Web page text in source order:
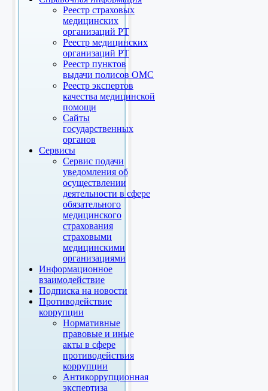
Реестр страховых
медицинских
организаций РТ
Реестр медицинских
организаций РТ
Реестр пунктов
выдачи полисов ОМС
Реестр экспертов
качества медицинской
помощи
Сайты
государственных
органов
Сервисы
Сервис подачи
уведомления об
осуществлении
деятельности в сфере
обязательного
медицинского
страхования
страховыми
медицинскими
организациями
Информационное
взаимодействие
Подписка на новости
Противодействие
коррупции
Нормативные
правовые и иные
акты в сфере
противодействия
коррупции
Антикоррупционная
экспертиза